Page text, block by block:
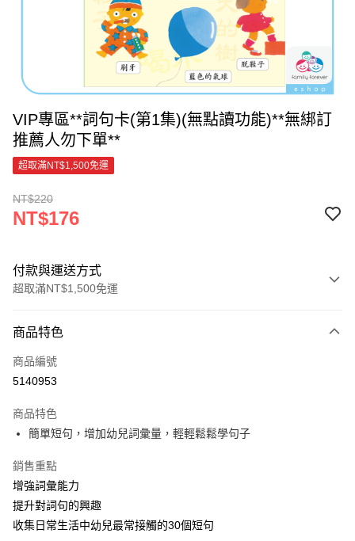
VIP專區**詞句卡(第1集)(無點讀功能)**無綁訂
推薦人勿下單**
超取滿NT$1,500免運
NT$220
NT$176
付款與運送方式
超取滿NT$1,500免運
信用卡一次付款
超商取貨付款
Apple Pay
街口支付
悠遊付
Google Pay
商品特色
商品編號
5140953
商品特色
簡單短句，增加幼兒詞彙量，輕輕鬆鬆學句子
銷售重點
增強詞彙能力
提升對詞句的興趣
收集日常生活中幼兒最常接觸的30個短句